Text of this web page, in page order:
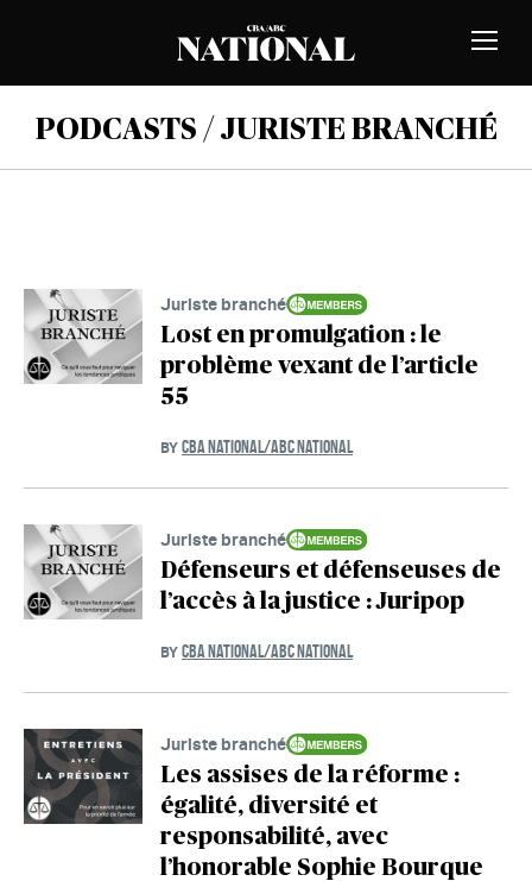
Toggle
PODCASTS / JURISTE BRANCHÉ
Juriste branché
Lost en promulgation : le
problème vexant de l’article
55
BY CBA NATIONAL/ABC NATIONAL
Juriste branché
Défenseurs et défenseuses de
l’accès à la justice : Juripop
BY CBA NATIONAL/ABC NATIONAL
Juriste branché
Les assises de la réforme :
égalité, diversité et
responsabilité, avec
l’honorable Sophie Bourque